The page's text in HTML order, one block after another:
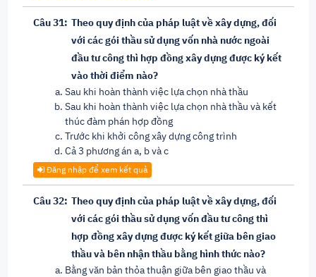
Câu 31: Theo quy định của pháp luật về xây dựng, đối
với các gói thầu sử dụng vốn nhà nước ngoài
đầu tư công thì hợp đồng xây dựng được ký kết
vào thời điểm nào?
Sau khi hoàn thành việc lựa chọn nhà thầu
Sau khi hoàn thành việc lựa chọn nhà thầu và kết
thúc đàm phán hợp đồng
Trước khi khởi công xây dựng công trình
Cả 3 phương án a, b và c
Đăng nhập để xem kết quả
Câu 32: Theo quy định của pháp luật về xây dựng, đối
với các gói thầu sử dụng vốn đầu tư công thì
hợp đồng xây dựng được ký kết giữa bên giao
thầu và bên nhận thầu bằng hình thức nào?
Bằng văn bản thỏa thuận giữa bên giao thầu và